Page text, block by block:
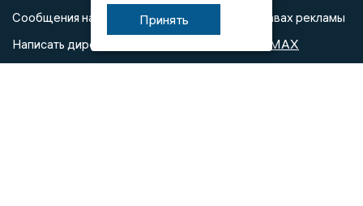
Сообщения на сером фоне размещены на правах рекламы
Написать директору в телеграм
MAX
Принять